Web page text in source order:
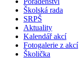
Školská rada
SRPŠ
Aktuality
Kalendář akcí
Fotogalerie z akcí
Školička